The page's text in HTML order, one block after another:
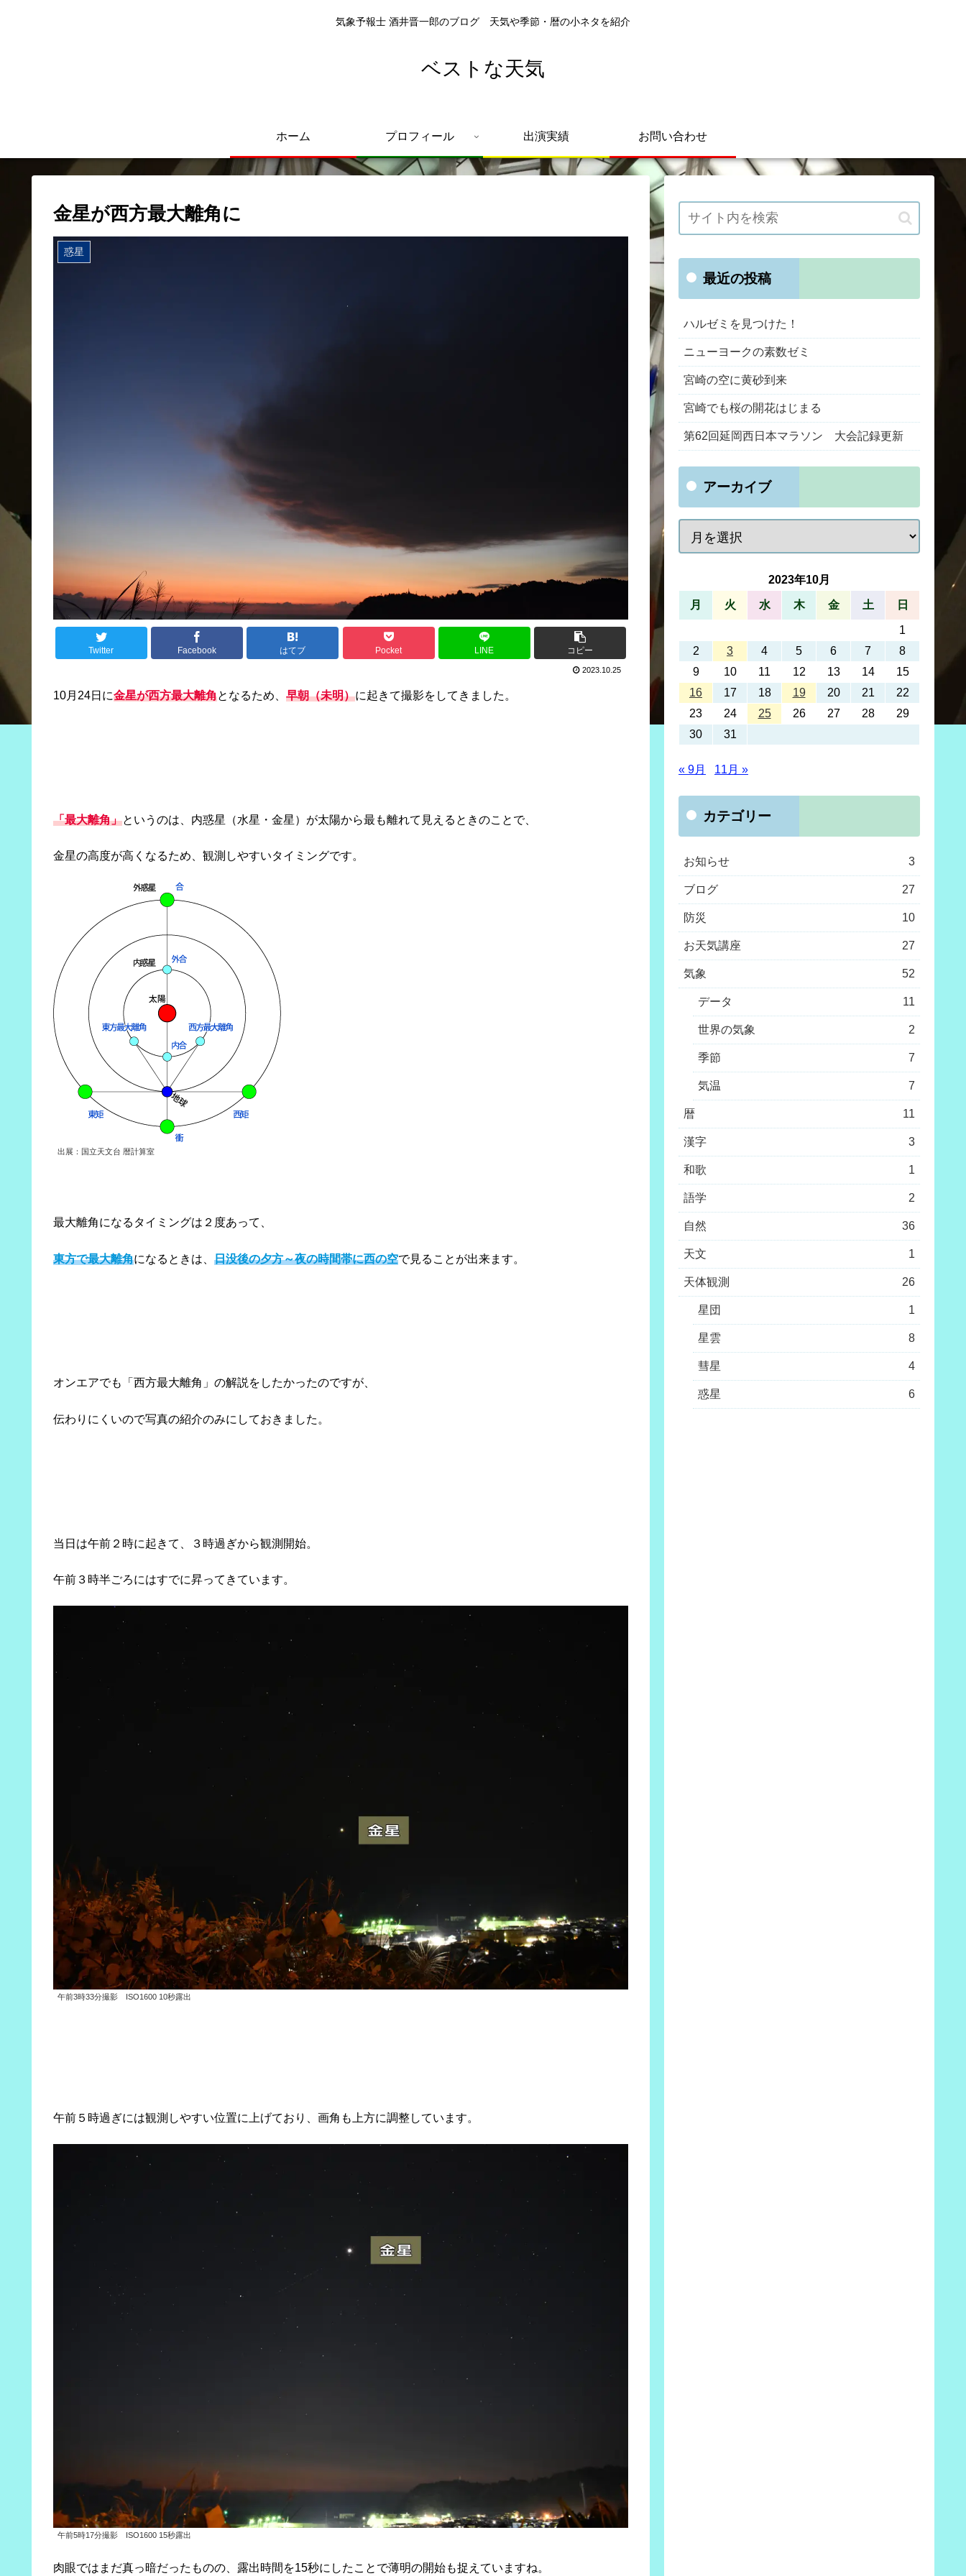
気象予報士 酒井晋一郎のブログ 天気や季節・暦の小ネタを紹介
ベストな天気
ホーム プロフィール 出演実績 お問い合わせ
金星が西方最大離角に
惑星
Twitter Facebook はてブ Pocket LINE コピー
2023.10.25
10月24日に金星が西方最大離角となるため、 早朝（未明）に起きて撮影をしてきました。
「最大離角」というのは、内惑星（水星・金星）が太陽から最も離れて見えるときのことで、
金星の高度が高くなるため、観測しやすいタイミングです。
出展：国立天文台 暦計算室
最大離角になるタイミングは２度あって、
東方で最大離角になるときは、 日没後の夕方～夜の時間帯に西の空で見ることが出来ます。
オンエアでも「西方最大離角」の解説をしたかったのですが、
伝わりにくいので写真の紹介のみにしておきました。
当日は午前２時に起きて、３時過ぎから観測開始。
午前３時半ごろにはすでに昇ってきています。
午前3時33分撮影 ISO1600 10秒露出
午前５時過ぎには観測しやすい位置に上げており、画角も上方に調整しています。
午前5時17分撮影 ISO1600 15秒露出
肉眼ではまだ真っ暗だったものの、露出時間を15秒にしたことで薄明の開始も捉えていますね。
最近の投稿
ハルゼミを見つけた！
ニューヨークの素数ゼミ
宮崎の空に黄砂到来
宮崎でも桜の開花はじまる
第62回延岡西日本マラソン 大会記録更新
アーカイブ
2023年10月
月 火 水 木 金 土 日
1
2
3 4 5 6 7
8
9
10 11 12 13 14
15
16
17 18 19 20 21
22
23
24 25 26 27 28
29
30
31
« 9月 11月 »
カテゴリー
お知らせ 3
ブログ 27
防災 10
お天気講座 27
気象 52
データ 11
世界の気象 2
季節 7
気温 7
暦 11
漢字 3
和歌 1
語学 2
自然 36
天文 1
天体観測 26
星団 1
星雲 8
彗星 4
惑星 6